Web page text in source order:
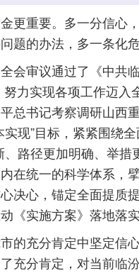
重要。多一分信心
题的办法，多一条化危
审议通过了《中共
力实现各项工作迈
总书记考察调研山西
实现”目标，紧紧围绕
、路径更加明确、举
在统一的科学体系，
决心，锚定全面提质
《实施方案》落地落
充分肯定中坚定信
充分肯定，对当前临